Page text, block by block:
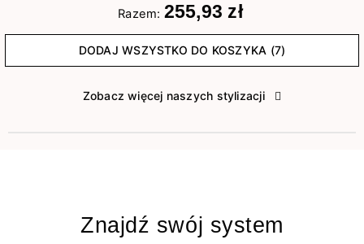
Razem: 255,93 zł
DODAJ WSZYSTKO DO KOSZYKA (7)
Zobacz więcej naszych stylizacji
Znajdź swój system